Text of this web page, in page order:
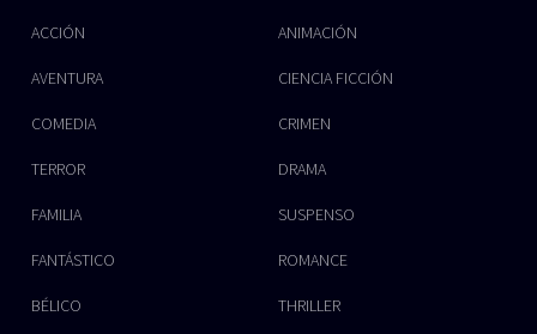
ACCIÓN ANIMACIÓN
AVENTURA CIENCIA FICCIÓN
COMEDIA CRIMEN
TERROR DRAMA
FAMILIA SUSPENSO
FANTÁSTICO ROMANCE
BÉLICO THRILLER